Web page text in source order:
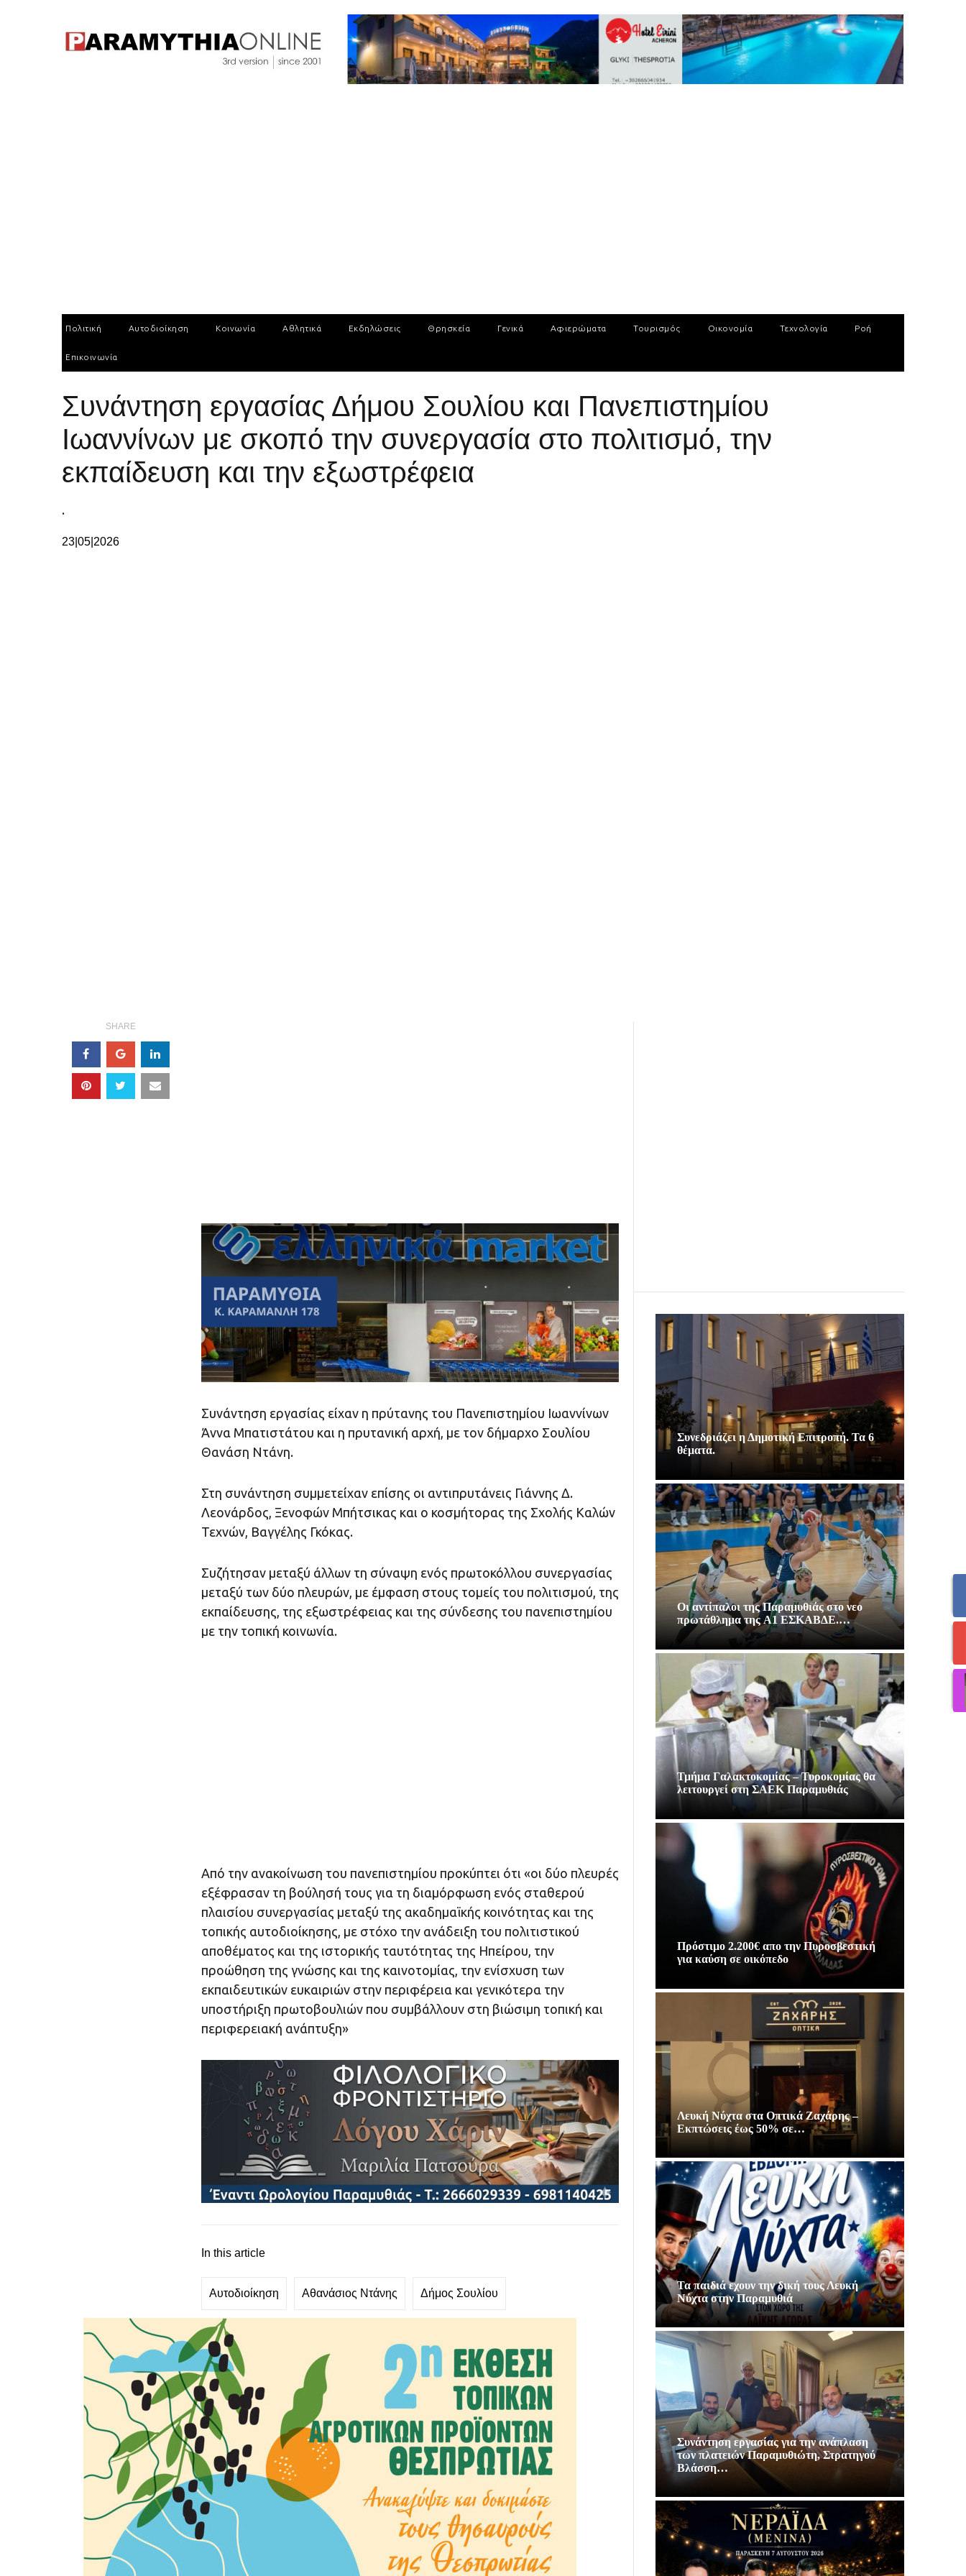
Πολιτική Αυτοδιοίκηση Κοινωνία Αθλητικά Εκδηλώσεις Θρησκεία Γενικά Αφιερώματα Τουρισμός Οικονομία Τεχνολογία Ροή
Επικοινωνία
Συνάντηση εργασίας Δήμου Σουλίου και Πανεπιστημίου
Ιωαννίνων με σκοπό την συνεργασία στο πολιτισμό, την
εκπαίδευση και την εξωστρέφεια
.
23|05|2026
SHARE
Συνάντηση εργασίας είχαν η πρύτανης του Πανεπιστημίου Ιωαννίνων
Άννα Μπατιστάτου και η πρυτανική αρχή, με τον δήμαρχο Σουλίου
Θανάση Ντάνη.
Στη συνάντηση συμμετείχαν επίσης οι αντιπρυτάνεις Γιάννης Δ.
Λεονάρδος, Ξενοφών Μπήτσικας και ο κοσμήτορας της Σχολής Καλών
Τεχνών, Βαγγέλης Γκόκας.
Συζήτησαν μεταξύ άλλων τη σύναψη ενός πρωτοκόλλου συνεργασίας
μεταξύ των δύο πλευρών, με έμφαση στους τομείς του πολιτισμού, της
εκπαίδευσης, της εξωστρέφειας και της σύνδεσης του πανεπιστημίου
με την τοπική κοινωνία.
Από την ανακοίνωση του πανεπιστημίου προκύπτει ότι «οι δύο πλευρές
εξέφρασαν τη βούλησή τους για τη διαμόρφωση ενός σταθερού
πλαισίου συνεργασίας μεταξύ της ακαδημαϊκής κοινότητας και της
τοπικής αυτοδιοίκησης, με στόχο την ανάδειξη του πολιτιστικού
αποθέματος και της ιστορικής ταυτότητας της Ηπείρου, την
προώθηση της γνώσης και της καινοτομίας, την ενίσχυση των
εκπαιδευτικών ευκαιριών στην περιφέρεια και γενικότερα την
υποστήριξη πρωτοβουλιών που συμβάλλουν στη βιώσιμη τοπική και
περιφερειακή ανάπτυξη»
In this article
Αυτοδιοίκηση Αθανάσιος Ντάνης Δήμος Σουλίου
Συνεδριάζει η Δημοτική Επιτροπή. Τα 6
θέματα.
Οι αντίπαλοι της Παραμυθιάς στο νεο
πρωτάθλημα της A1 ΕΣΚΑΒΔΕ.…
Τμήμα Γαλακτοκομίας – Τυροκομίας θα
λειτουργεί στη ΣΑΕΚ Παραμυθιάς
Πρόστιμο 2.200€ απο την Πυροσβεστική
για καύση σε οικόπεδο
Λευκή Νύχτα στα Οπτικά Ζαχάρης –
Εκπτώσεις έως 50% σε…
Τα παιδιά εχουν την δική τους Λευκή
Νύχτα στην Παραμυθιά
Συνάντηση εργασίας για την ανάπλαση
των πλατειών Παραμυθιώτη, Στρατηγού
Βλάσση…